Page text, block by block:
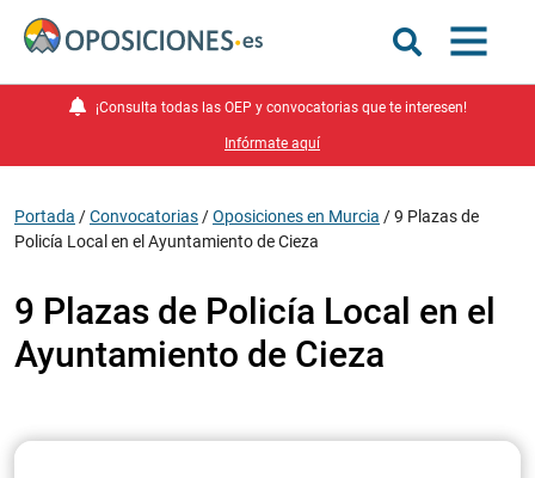
¡Consulta todas las OEP y convocatorias que te interesen!
Infórmate aquí
Portada /Convocatorias /Oposiciones en Murcia /9 Plazas de
Policía Local en el Ayuntamiento de Cieza
9 Plazas de Policía Local en el
Ayuntamiento de Cieza